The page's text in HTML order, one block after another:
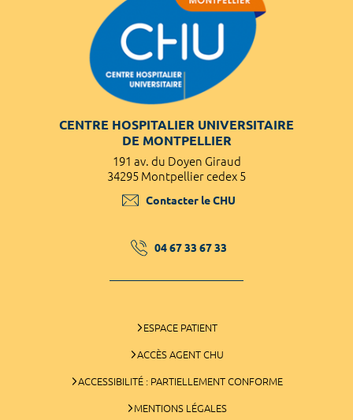
CENTRE HOSPITALIER UNIVERSITAIRE
DE MONTPELLIER
191 av. du Doyen Giraud
34295 Montpellier cedex 5
Contacter le CHU
04 67 33 67 33
ESPACE PATIENT
ACCÈS AGENT CHU
ACCESSIBILITÉ : PARTIELLEMENT CONFORME
MENTIONS LÉGALES